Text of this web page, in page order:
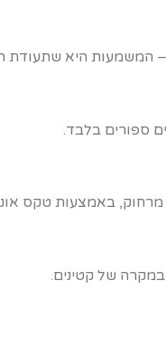
המשמעות היא שתעודת
ספורים בלבד.
באמצעות טקס
במקרה של קטינים.